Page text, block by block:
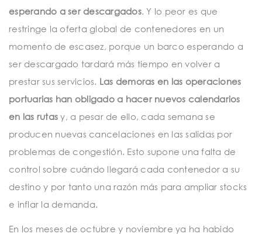
esperando a ser descargados. Y lo peor es que
restringe la oferta global de contenedores en un
momento de escasez, porque un barco esperando a
ser descargado tardará más tiempo en volver a
prestar sus servicios. Las demoras en las operaciones
portuarias han obligado a hacer nuevos calendarios
en las rutas y, a pesar de ello, cada semana se
producen nuevas cancelaciones en las salidas por
problemas de congestión. Esto supone una falta de
control sobre cuándo llegará cada contenedor a su
destino y por tanto una razón más para ampliar stocks
e inflar la demanda.
En los meses de octubre y noviembre ya ha habido